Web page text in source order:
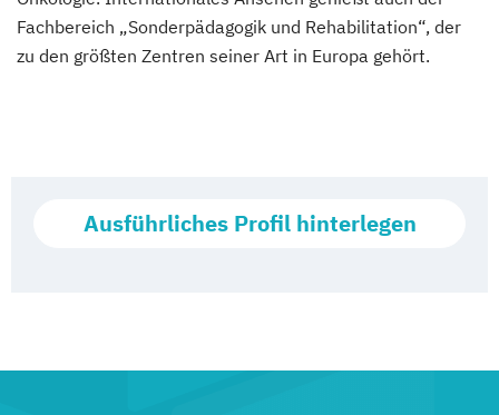
Fachbereich „Sonderpädagogik und Rehabilitation“, der
zu den größten Zentren seiner Art in Europa gehört.
Ausführliches Profil hinterlegen